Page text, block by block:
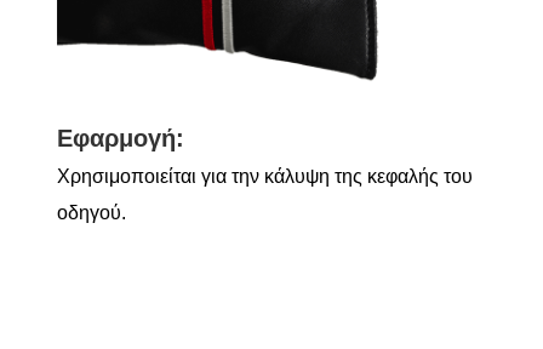
Εφαρμογή:
Χρησιμοποιείται για την κάλυψη της κεφαλής του
οδηγού.